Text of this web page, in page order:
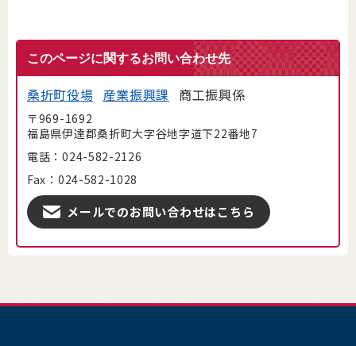
このページに関するお問い合わせ先
桑折町役場 産業振興課 商工振興係
〒969-1692
福島県伊達郡桑折町大字谷地字道下22番地7
電話：024-582-2126
Fax：024-582-1028
メールでのお問い合わせはこちら